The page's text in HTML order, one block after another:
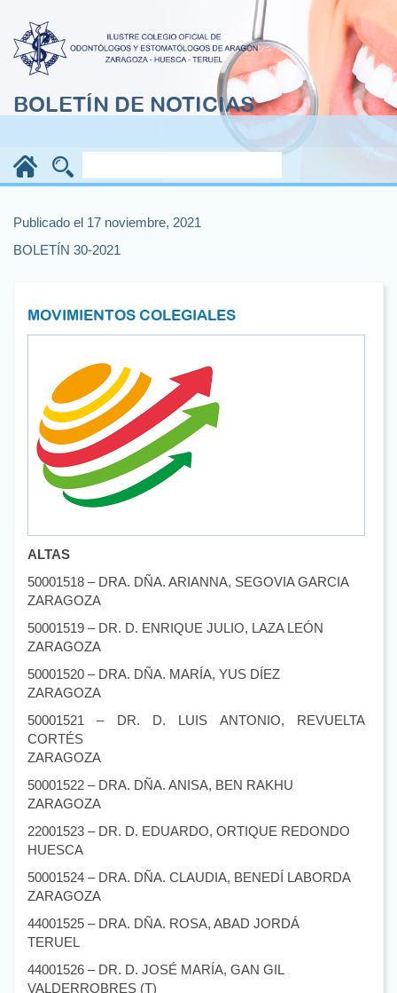
BOLETÍN DE NOTICIAS
Publicado el 17 noviembre, 2021
BOLETÍN 30-2021
MOVIMIENTOS COLEGIALES
ALTAS
50001518 – DRA. DÑA. ARIANNA, SEGOVIA GARCIA
ZARAGOZA
50001519 – DR. D. ENRIQUE JULIO, LAZA LEÓN
ZARAGOZA
50001520 – DRA. DÑA. MARÍA, YUS DÍEZ
ZARAGOZA
50001521 – DR. D. LUIS ANTONIO, REVUELTA
CORTÉS
ZARAGOZA
50001522 – DRA. DÑA. ANISA, BEN RAKHU
ZARAGOZA
22001523 – DR. D. EDUARDO, ORTIQUE REDONDO
HUESCA
50001524 – DRA. DÑA. CLAUDIA, BENEDÍ LABORDA
ZARAGOZA
44001525 – DRA. DÑA. ROSA, ABAD JORDÁ
TERUEL
44001526 – DR. D. JOSÉ MARÍA, GAN GIL
VALDERROBRES (T)